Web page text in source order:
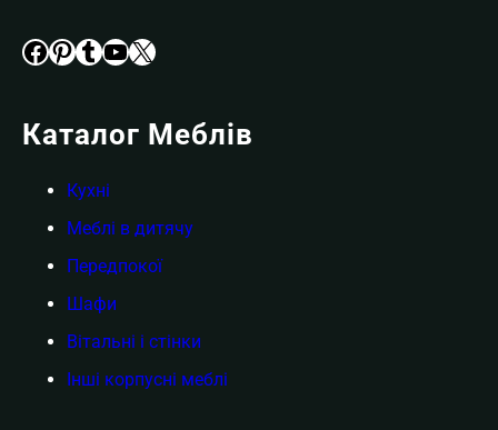
Facebook Pinterest Tumblr YouTube X
Каталог Меблів
Кухні
Меблі в дитячу
Передпокої
Шафи
Вітальні і стінки
Інші корпусні меблі